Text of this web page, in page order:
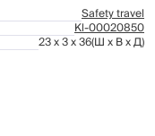
Safety travel
Kl-00020850
23 x 3 x 36(Ш x В x Д)